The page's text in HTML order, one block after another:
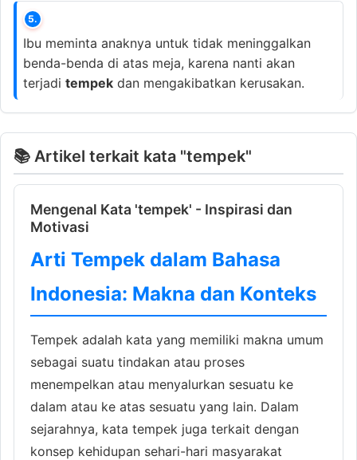
5.
Ibu meminta anaknya untuk tidak meninggalkan
benda-benda di atas meja, karena nanti akan
terjadi tempek dan mengakibatkan kerusakan.
📚 Artikel terkait kata "tempek"
Mengenal Kata 'tempek' - Inspirasi dan
Motivasi
Arti Tempek dalam Bahasa
Indonesia: Makna dan Konteks
Tempek adalah kata yang memiliki makna umum
sebagai suatu tindakan atau proses
menempelkan atau menyalurkan sesuatu ke
dalam atau ke atas sesuatu yang lain. Dalam
sejarahnya, kata tempek juga terkait dengan
konsep kehidupan sehari-hari masyarakat